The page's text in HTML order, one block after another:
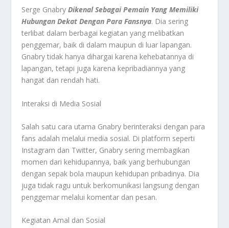
Serge GnabryDikenal Sebagai Pemain Yang Memiliki
Hubungan Dekat Dengan Para Fansnya. Dia sering
terlibat dalam berbagai kegiatan yang melibatkan
penggemar, baik di dalam maupun di luar lapangan.
Gnabry tidak hanya dihargai karena kehebatannya di
lapangan, tetapi juga karena kepribadiannya yang
hangat dan rendah hati.
Interaksi di Media Sosial
Salah satu cara utama Gnabry berinteraksi dengan para
fans adalah melalui media sosial. Di platform seperti
Instagram dan Twitter, Gnabry sering membagikan
momen dari kehidupannya, baik yang berhubungan
dengan sepak bola maupun kehidupan pribadinya. Dia
juga tidak ragu untuk berkomunikasi langsung dengan
penggemar melalui komentar dan pesan.
Kegiatan Amal dan Sosial